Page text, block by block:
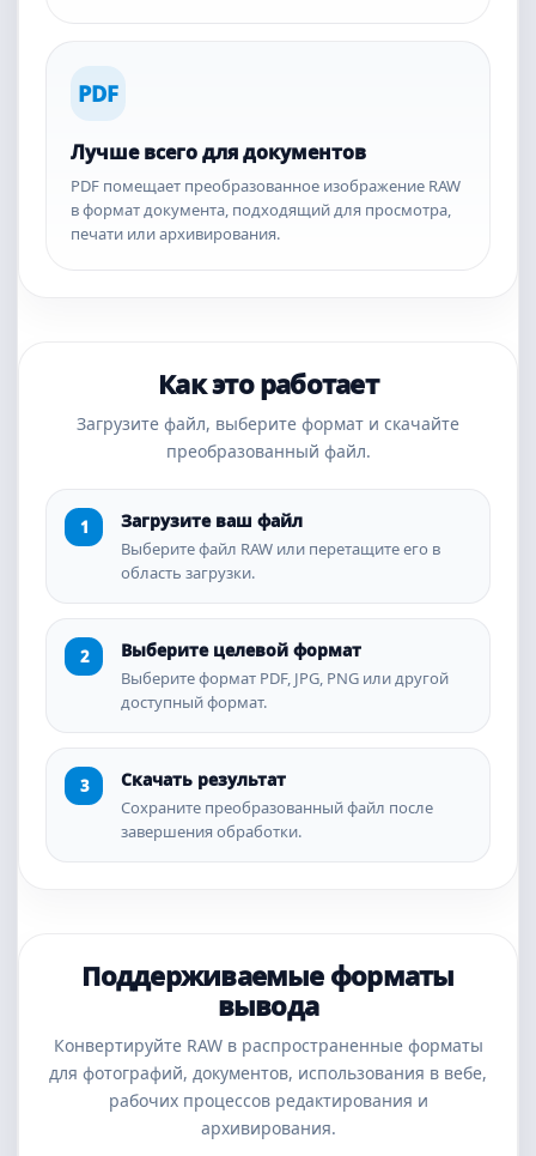
PDF
Лучше всего для документов
PDF помещает преобразованное изображение RAW
в формат документа, подходящий для просмотра,
печати или архивирования.
Как это работает
Загрузите файл, выберите формат и скачайте
преобразованный файл.
Загрузите ваш файл
Выберите файл RAW или перетащите его в
область загрузки.
Выберите целевой формат
Выберите формат PDF, JPG, PNG или другой
доступный формат.
Скачать результат
Сохраните преобразованный файл после
завершения обработки.
Поддерживаемые форматы
вывода
Конвертируйте RAW в распространенные форматы
для фотографий, документов, использования в вебе,
рабочих процессов редактирования и
архивирования.